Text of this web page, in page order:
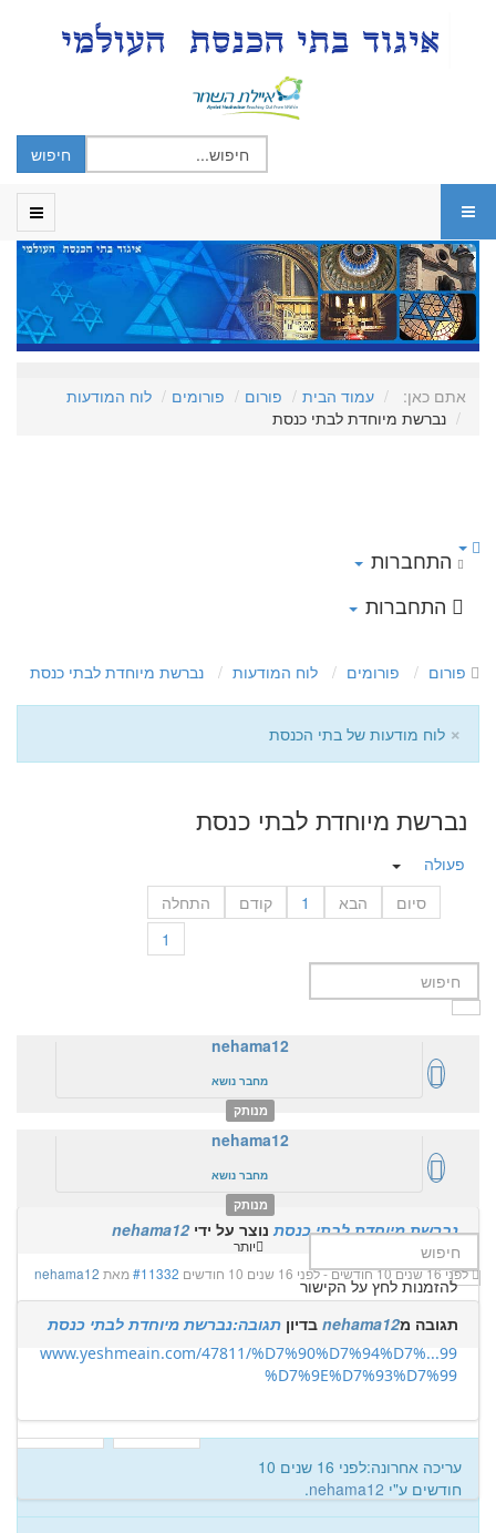
אתם כאן: עמוד הבית פורום פורומים
לוח המודעות
נברשת מיוחדת לבתי כנסת
התחברות
התחברות
פורום פורומים לוח המודעות נברשת מיוחדת לבתי כנסת
× לוח מודעות של בתי הכנסת
נברשת מיוחדת לבתי כנסת
פעולה
התחלה
קודם 1 הבא
סיום
1
nehama12
מחבר נושא
מנותק
יותר
לפני 16 שנים 10 חודשים
נברשת מיוחדת לבתי כנסתנוצר על ידיnehama12
להזמנות לחץ על הקישור
www.yeshmeain.com/47811/%D7%90%D7%94%D7%...99
%D7%9E%D7%93%D7%99
עריכה אחרונה:לפני 16 שנים 10
חודשים ע"י nehama12
.
nehama12
מחבר נושא
מנותק
יותר
לפני 16 שנים 10 חודשים
-לפני 16 שנים 10 חודשים #11332מאת nehama12
תגובה מnehama12 בדיון תגובה:נברשת מיוחדת לבתי כנסת